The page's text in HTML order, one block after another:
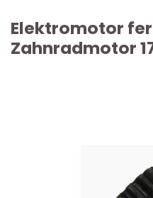
Elektromotor
Zahnradmotor